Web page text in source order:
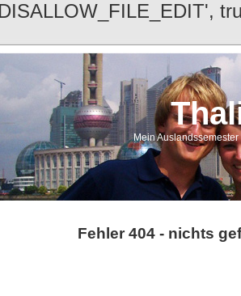
Mein
Fehler 404 - nichts